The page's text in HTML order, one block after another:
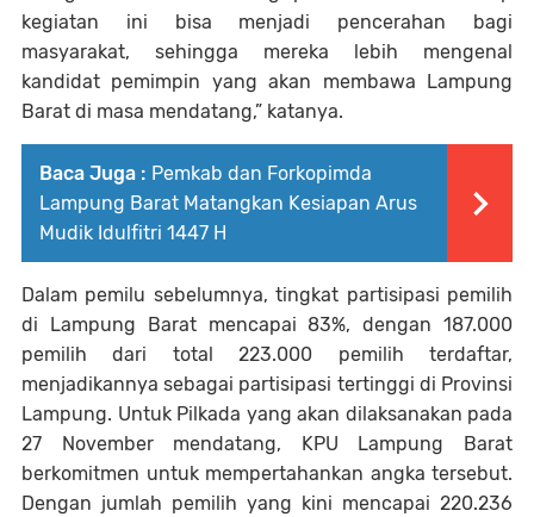
kegiatan ini bisa menjadi pencerahan bagi
masyarakat, sehingga mereka lebih mengenal
kandidat pemimpin yang akan membawa Lampung
Barat di masa mendatang,” katanya.
Baca Juga : Pemkab dan Forkopimda
Lampung Barat Matangkan Kesiapan Arus
Mudik Idulfitri 1447 H
Dalam pemilu sebelumnya, tingkat partisipasi pemilih
di Lampung Barat mencapai 83%, dengan 187.000
pemilih dari total 223.000 pemilih terdaftar,
menjadikannya sebagai partisipasi tertinggi di Provinsi
Lampung. Untuk Pilkada yang akan dilaksanakan pada
27 November mendatang, KPU Lampung Barat
berkomitmen untuk mempertahankan angka tersebut.
Dengan jumlah pemilih yang kini mencapai 220.236